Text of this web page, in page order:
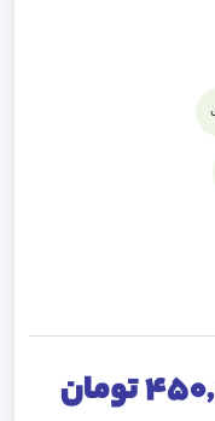
تومان